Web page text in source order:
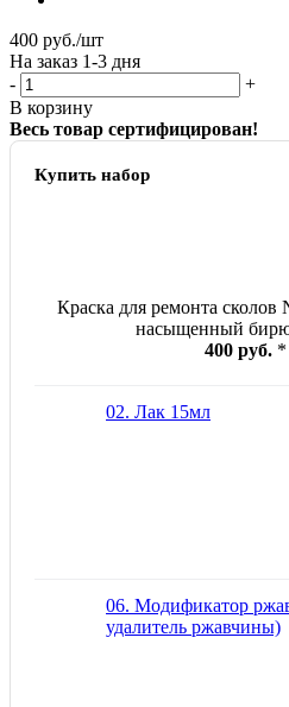
400 руб./шт
На заказ 1-3 дня
-
+
В корзину
Весь товар сертифицирован!
Купить набор
Краска для ремонта сколов
насыщенный
400 руб. *
02. Лак 15мл
06. Модификатор
удалитель ржавчины)